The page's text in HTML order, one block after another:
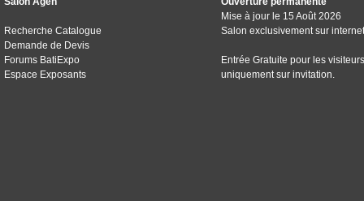
Recherche Catalogue
Demande de Devis
Forums BatiExpo
Espace Exposants
Mise à jour le 15 Août 2026
Salon exclusivement sur internet
Entrée Gratuite pour les visiteurs
uniquement sur invitation.